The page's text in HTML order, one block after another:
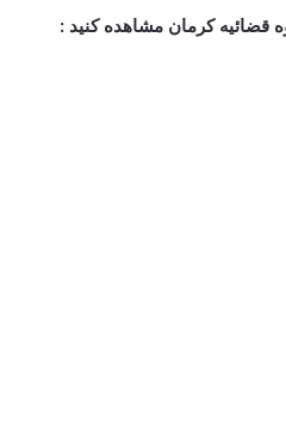
قضائیه کرمان مشاهده کنید :